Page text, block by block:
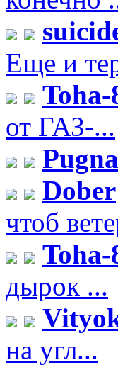
Еще и
Toha-
от ГАЗ-...
Dober
чтоб
Toha-
дырок ...
на угл...